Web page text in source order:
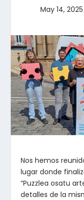
May 14, 2025
Nos hemos
lugar donde
“Puzzlea osatu
detalles de la